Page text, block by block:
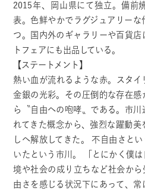
2015年、岡山県にて独立。備前
表。色鮮やかでラグジュアリー
つ。国内外のギャラリーや百貨
トフェアにも出品している。
【ステートメント】
熱い血が流れるような赤。スタ
金銀の光彩。その圧倒的な存在
ら〝自由への咆哮〟である。市
れてきた概念から、強烈な躍動
しへ解放してきた。 不自由さと
いたという市川。 「とにかく僕
境や社会の成り立ちなど社会から
由さを感じる状況下にあって、